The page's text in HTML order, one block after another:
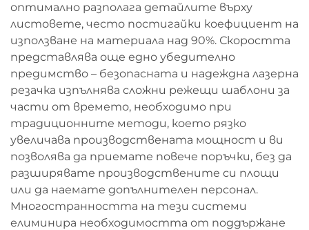
оптимално разполага детайлите върху
листовете, често постигайки коефициент на
използване на материала над 90%. Скоростта
представлява още едно убедително
предимство – безопасната и надеждна лазерна
резачка изпълнява сложни режещи шаблони за
части от времето, необходимо при
традиционните методи, което рязко
увеличава производствената мощност и ви
позволява да приемате повече поръчки, без да
разширявате производствените си площи
или да наемате допълнителен персонал.
Многостранността на тези системи
елиминира необходимостта от поддържане